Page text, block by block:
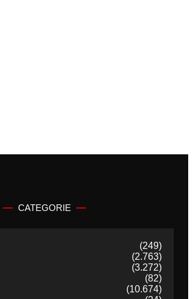
CATEGORIE
(249)
(2.763)
(3.272)
(82)
(10.674)